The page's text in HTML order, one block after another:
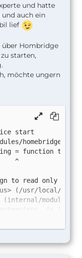
und hatte
auch ein
lief
über Hombridge
starten,
möchte ungern